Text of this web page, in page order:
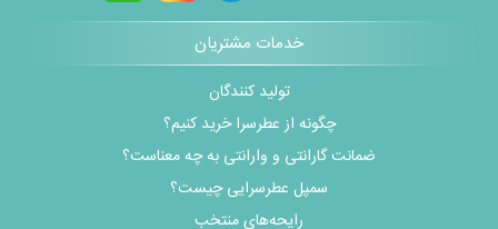
خدمات مشتریان
تولید کنندگان
چگونه از عطرسرا خرید کنیم؟
ضمانت گارانتی و وارانتی به چه معناست؟
سمپل عطرسرایی چیست؟
رایحه‌های منتخب